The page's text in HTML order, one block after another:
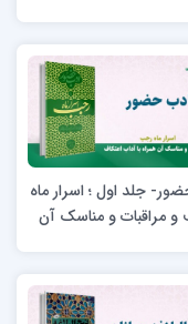
جلد اول ؛ اسرار ماه
مراقبات و مناسک آن